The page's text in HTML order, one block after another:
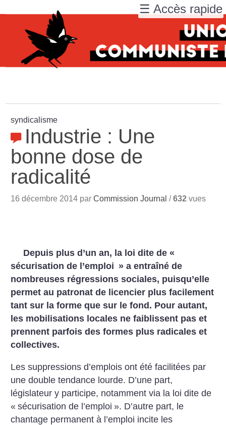
syndicalisme
Industrie : Une
bonne dose de
radicalité
16 décembre 2014 parCommission Journal /632 vues
Depuis plus d’un an, la loi dite de «
sécurisation de l’emploi » a entraîné de
nombreuses régressions sociales, puisqu’elle
permet au patronat de licencier plus facilement
tant sur laforme que sur le fond. Pour autant,
les mobilisations locales ne faiblissent pas et
prennent parfois des formes plus radicales et
collectives.
Les suppressions d’emplois ont été facilitées par
une double tendance lourde. D’une part,
législateur y participe, notamment via la loi dite de
« sécurisation de l’emploi ». D’autre part, le
chantage permanent à l’emploi incite les
☰ Accès rapide